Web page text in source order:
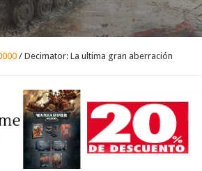
/ Decimator: La ultima gran aberración